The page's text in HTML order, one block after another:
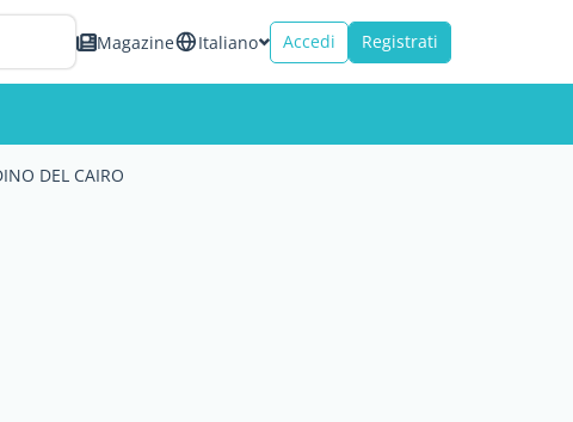
Magazine Italiano Accedi Registrati
DEL CAIRO